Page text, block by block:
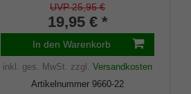
Gehstöcke aus Holz und Metall,
flexibler Schaft für
Durchmesser von ca. 17-22 mm
UVP 25,95 €
19,95 € *
In den Warenkorb
inkl. ges. MwSt. zzgl. Versandkosten
Artikelnummer 9660-22